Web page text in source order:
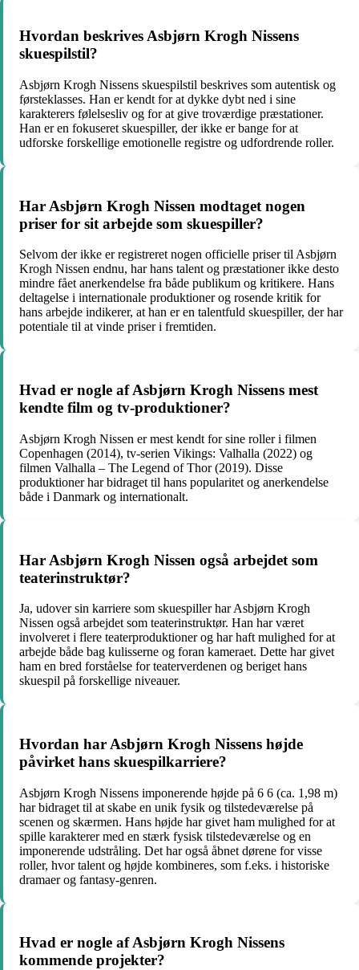
Hvordan beskrives Asbjørn Krogh Nissens
skuespilstil?
Asbjørn Krogh Nissens skuespilstil beskrives som autentisk og
førsteklasses. Han er kendt for at dykke dybt ned i sine
karakterers følelsesliv og for at give troværdige præstationer.
Han er en fokuseret skuespiller, der ikke er bange for at
udforske forskellige emotionelle registre og udfordrende roller.
Har Asbjørn Krogh Nissen modtaget nogen
priser for sit arbejde som skuespiller?
Selvom der ikke er registreret nogen officielle priser til Asbjørn
Krogh Nissen endnu, har hans talent og præstationer ikke desto
mindre fået anerkendelse fra både publikum og kritikere. Hans
deltagelse i internationale produktioner og rosende kritik for
hans arbejde indikerer, at han er en talentfuld skuespiller, der har
potentiale til at vinde priser i fremtiden.
Hvad er nogle af Asbjørn Krogh Nissens mest
kendte film og tv-produktioner?
Asbjørn Krogh Nissen er mest kendt for sine roller i filmen
Copenhagen (2014), tv-serien Vikings: Valhalla (2022) og
filmen Valhalla – The Legend of Thor (2019). Disse
produktioner har bidraget til hans popularitet og anerkendelse
både i Danmark og internationalt.
Har Asbjørn Krogh Nissen også arbejdet som
teaterinstruktør?
Ja, udover sin karriere som skuespiller har Asbjørn Krogh
Nissen også arbejdet som teaterinstruktør. Han har været
involveret i flere teaterproduktioner og har haft mulighed for at
arbejde både bag kulisserne og foran kameraet. Dette har givet
ham en bred forståelse for teaterverdenen og beriget hans
skuespil på forskellige niveauer.
Hvordan har Asbjørn Krogh Nissens højde
påvirket hans skuespilkarriere?
Asbjørn Krogh Nissens imponerende højde på 6 6 (ca. 1,98 m)
har bidraget til at skabe en unik fysik og tilstedeværelse på
scenen og skærmen. Hans højde har givet ham mulighed for at
spille karakterer med en stærk fysisk tilstedeværelse og en
imponerende udstråling. Det har også åbnet dørene for visse
roller, hvor talent og højde kombineres, som f.eks. i historiske
dramaer og fantasy-genren.
Hvad er nogle af Asbjørn Krogh Nissens
kommende projekter?